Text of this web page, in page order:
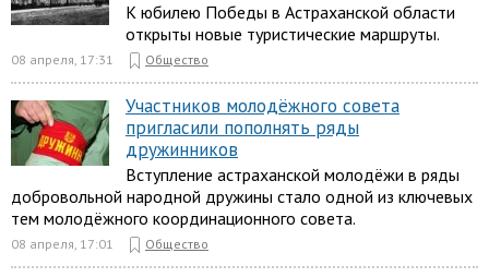
К юбилею Победы в Астраханской области
открыты новые туристические маршруты.
08 апреля, 17:31 Общество
Участников молодёжного совета
пригласили пополнять ряды
дружинников
Вступление астраханской молодёжи в ряды
добровольной народной дружины стало одной из ключевых
тем молодёжного координационного совета.
08 апреля, 17:01 Общество